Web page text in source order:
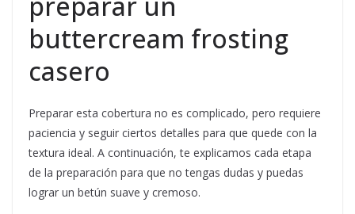
buttercream frosting
casero
Preparar esta cobertura no es complicado, pero requiere
paciencia y seguir ciertos detalles para que quede con la
textura ideal. A continuación, te explicamos cada etapa
de la preparación para que no tengas dudas y puedas
lograr un betún suave y cremoso.